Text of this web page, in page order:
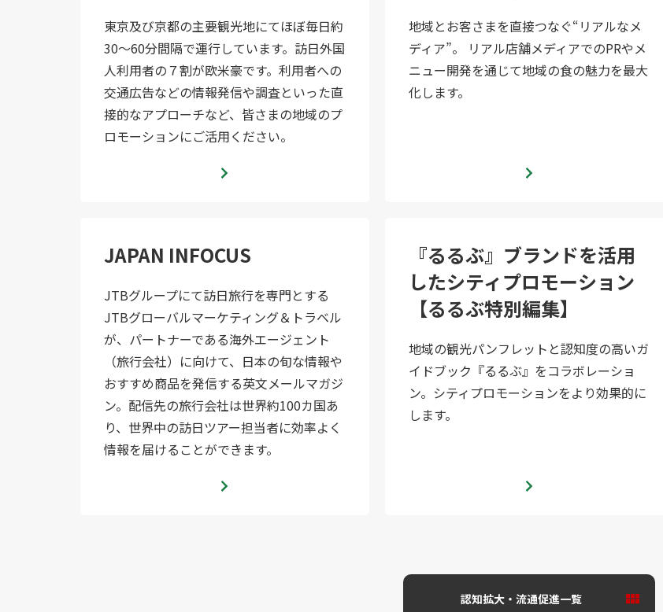
東京及び京都の主要観光地にてほぼ毎日約
30～60分間隔で運行しています。訪日外国
人利用者の７割が欧米豪です。利用者への
交通広告などの情報発信や調査といった直
接的なアプローチなど、皆さまの地域のプ
ロモーションにご活用ください。
地域とお客さまを直接つなぐ“リアルなメ
ディア”。 リアル店舗メディアでのPRやメ
ニュー開発を通じて地域の食の魅力を最大
化します。
JAPAN INFOCUS
JTBグループにて訪日旅行を専門とする
JTBグローバルマーケティング＆トラベル
が、パートナーである海外エージェント
（旅行会社）に向けて、日本の旬な情報や
おすすめ商品を発信する英文メールマガジ
ン。配信先の旅行会社は世界約100カ国あ
り、世界中の訪日ツアー担当者に効率よく
情報を届けることができます。
『るるぶ』ブランドを活用
したシティプロモーション
【るるぶ特別編集】
地域の観光パンフレットと認知度の高いガ
イドブック『るるぶ』をコラボレーショ
ン。シティプロモーションをより効果的に
します。
認知拡大・流通促進⼀覧